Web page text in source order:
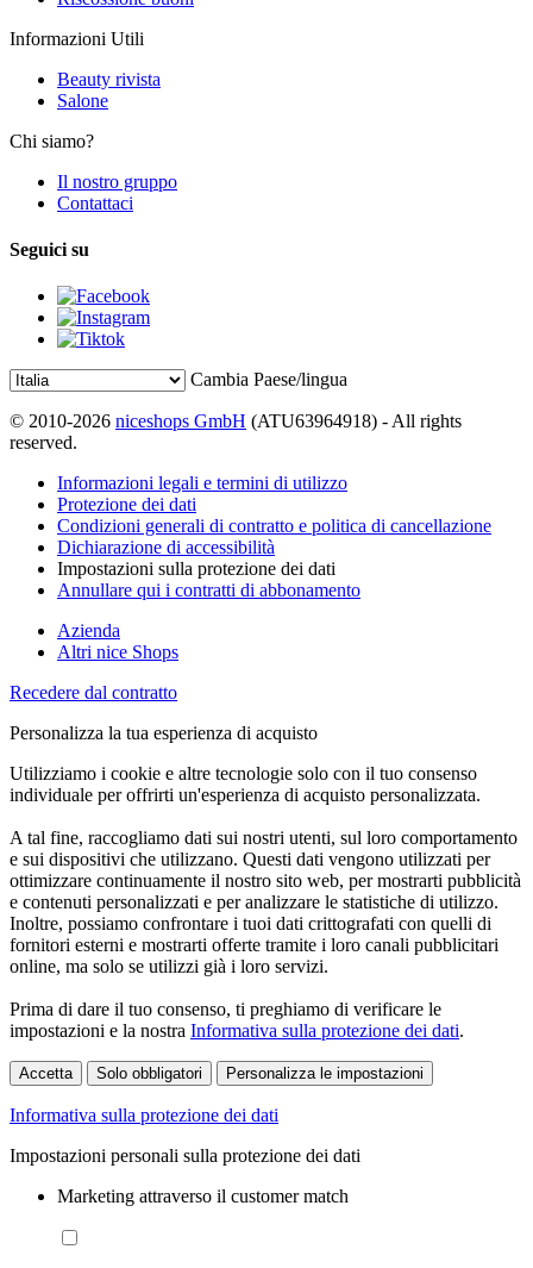
Informazioni Utili
Beauty rivista
Salone
Chi siamo?
Il nostro gruppo
Contattaci
Seguici su
Cambia Paese/lingua
© 2010-2026 niceshops GmbH (ATU63964918) - All rights
reserved.
Informazioni legali e termini di utilizzo
Protezione dei dati
Condizioni generali di contratto e politica di cancellazione
Dichiarazione di accessibilità
Impostazioni sulla protezione dei dati
Annullare qui i contratti di abbonamento
Azienda
Altri nice Shops
Recedere dal contratto
Personalizza la tua esperienza di acquisto
Utilizziamo i cookie e altre tecnologie solo con il tuo consenso
individuale per offrirti un'esperienza di acquisto personalizzata.
A tal fine, raccogliamo dati sui nostri utenti, sul loro comportamento
e sui dispositivi che utilizzano. Questi dati vengono utilizzati per
ottimizzare continuamente il nostro sito web, per mostrarti pubblicità
e contenuti personalizzati e per analizzare le statistiche di utilizzo.
Inoltre, possiamo confrontare i tuoi dati crittografati con quelli di
fornitori esterni e mostrarti offerte tramite i loro canali pubblicitari
online, ma solo se utilizzi già i loro servizi.
Prima di dare il tuo consenso, ti preghiamo di verificare le
impostazioni e la nostra Informativa sulla protezione dei dati.
Accetta Solo obbligatori Personalizza le impostazioni
Informativa sulla protezione dei dati
Impostazioni personali sulla protezione dei dati
Marketing attraverso il customer match